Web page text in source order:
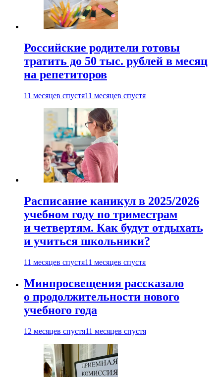
Российские родители готовы
тратить до 50 тыс. рублей в месяц
на репетиторов
11 месяцев спустя11 месяцев спустя
Расписание каникул в 2025/2026
учебном году по триместрам
и четвертям. Как будут отдыхать
и учиться школьники?
11 месяцев спустя11 месяцев спустя
Минпросвещения рассказало
о продолжительности нового
учебного года
12 месяцев спустя11 месяцев спустя